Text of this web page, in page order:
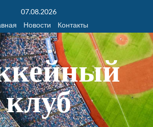
07.08.2026
Новости Контакты
клуб